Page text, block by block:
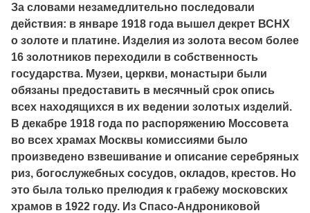
За словами незамедлительно последовали
действия: в январе 1918 года вышел декрет ВСНХ
о золоте и платине. Изделия из золота весом более
16 золотников переходили в собственность
государства. Музеи, церкви, монастыри были
обязаны предоставить в месячный срок опись
всех находящихся в их ведении золотых изделий.
В декабре 1918 года по распоряжению Моссовета
во всех храмах Москвы комиссиями было
произведено взвешивание и описание серебряных
риз, богослужебных сосудов, окладов, крестов. Но
это была только прелюдия к грабежу московских
храмов в 1922 году. Из Спасо-Андрониковой